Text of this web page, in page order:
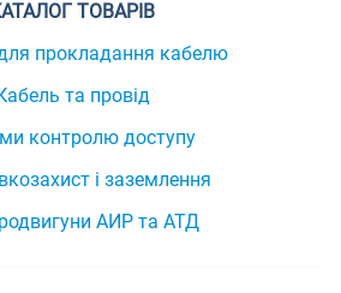
ТОВАРІВ
прокладання кабелю
та провід
контролю доступу
і заземлення
АИР та АТД